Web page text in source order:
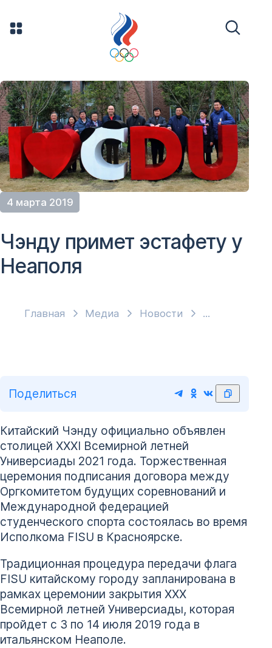
4 марта 2019
Главная Медиа Новости
Чэнду примет эстафету у
Неаполя
Поделиться
Китайский Чэнду официально объявлен
столицей XXXI Всемирной летней
Универсиады 2021 года. Торжественная
церемония подписания договора между
Оргкомитетом будущих соревнований и
Международной федерацией
студенческого спорта состоялась во время
Исполкома FISU в Красноярске.
Традиционная процедура передачи флага
FISU китайскому городу запланирована в
рамках церемонии закрытия XXX
Всемирной летней Универсиады, которая
пройдет с 3 по 14 июля 2019 года в
итальянском Неаполе.